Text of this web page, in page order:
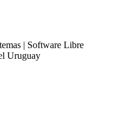
| Software Libre
Uruguay